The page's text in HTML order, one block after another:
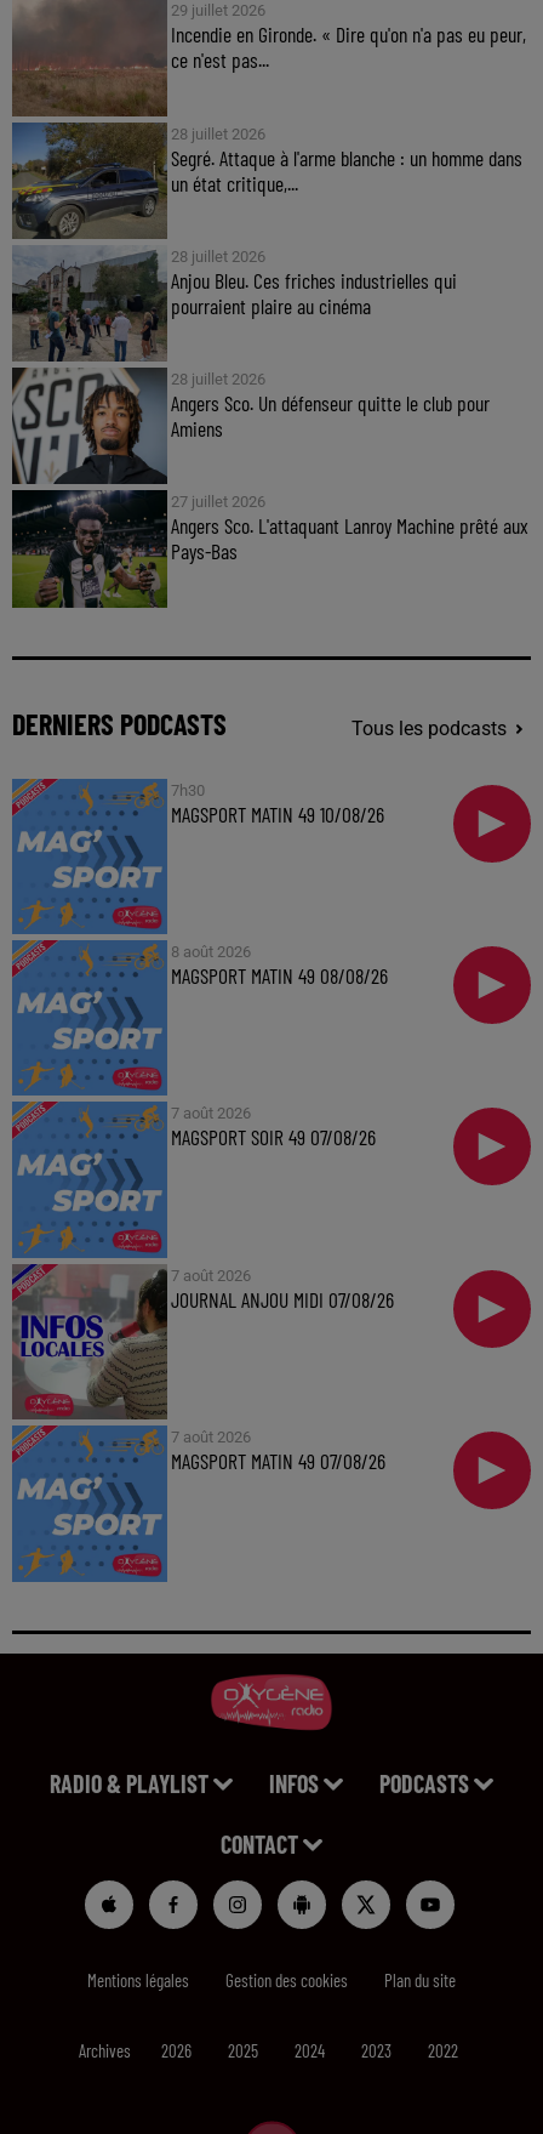
29 juillet 2026
Incendie en Gironde. « Dire qu'on n'a pas eu peur,
ce n'est pas...
28 juillet 2026
Segré. Attaque à l'arme blanche : un homme dans
un état critique,...
28 juillet 2026
Anjou Bleu. Ces friches industrielles qui
pourraient plaire au cinéma
28 juillet 2026
Angers Sco. Un défenseur quitte le club pour
Amiens
27 juillet 2026
Angers Sco. L'attaquant Lanroy Machine prêté aux
Pays-Bas
DERNIERS PODCASTS Tous les podcasts
7h30
MAGSPORT MATIN 49 10/08/26
8 août 2026
MAGSPORT MATIN 49 08/08/26
7 août 2026
MAGSPORT SOIR 49 07/08/26
7 août 2026
JOURNAL ANJOU MIDI 07/08/26
7 août 2026
MAGSPORT MATIN 49 07/08/26
RADIO & PLAYLIST INFOS PODCASTS
CONTACT
Mentions légales Gestion des cookies Plan du site
Archives 2026 2025 2024 2023 2022